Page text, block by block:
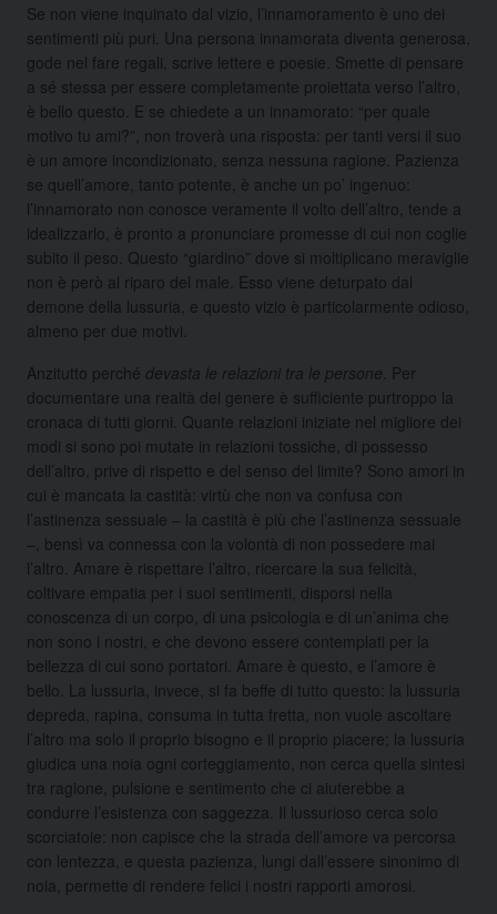
Se non viene inquinato dal vizio, l’innamoramento è uno dei
sentimenti più puri. Una persona innamorata diventa generosa,
gode nel fare regali, scrive lettere e poesie. Smette di pensare
a sé stessa per essere completamente proiettata verso l’altro,
è bello questo. E se chiedete a un innamorato: “per quale
motivo tu ami?”, non troverà una risposta: per tanti versi il suo
è un amore incondizionato, senza nessuna ragione. Pazienza
se quell’amore, tanto potente, è anche un po’ ingenuo:
l’innamorato non conosce veramente il volto dell’altro, tende a
idealizzarlo, è pronto a pronunciare promesse di cui non coglie
subito il peso. Questo “giardino” dove si moltiplicano meraviglie
non è però al riparo del male. Esso viene deturpato dal
demone della lussuria, e questo vizio è particolarmente odioso,
almeno per due motivi.
Anzitutto perché devasta le relazioni tra le persone . Per
documentare una realtà del genere è sufficiente purtroppo la
cronaca di tutti giorni. Quante relazioni iniziate nel migliore dei
modi si sono poi mutate in relazioni tossiche, di possesso
dell’altro, prive di rispetto e del senso del limite? Sono amori in
cui è mancata la castità: virtù che non va confusa con
l’astinenza sessuale – la castità è più che l’astinenza sessuale
–, bensì va connessa con la volontà di non possedere mai
l’altro. Amare è rispettare l’altro, ricercare la sua felicità,
coltivare empatia per i suoi sentimenti, disporsi nella
conoscenza di un corpo, di una psicologia e di un’anima che
non sono i nostri, e che devono essere contemplati per la
bellezza di cui sono portatori. Amare è questo, e l’amore è
bello. La lussuria, invece, si fa beffe di tutto questo: la lussuria
depreda, rapina, consuma in tutta fretta, non vuole ascoltare
l’altro ma solo il proprio bisogno e il proprio piacere; la lussuria
giudica una noia ogni corteggiamento, non cerca quella sintesi
tra ragione, pulsione e sentimento che ci aiuterebbe a
condurre l’esistenza con saggezza. Il lussurioso cerca solo
scorciatoie: non capisce che la strada dell’amore va percorsa
con lentezza, e questa pazienza, lungi dall’essere sinonimo di
noia, permette di rendere felici i nostri rapporti amorosi.